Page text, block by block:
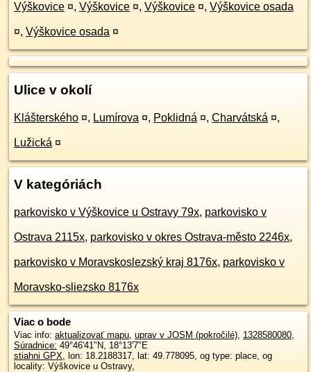
Výškovice ¤, Výškovice ¤, Výškovice ¤, Výškovice osada
¤, Výškovice osada ¤
Ulice v okolí
Klášterského ¤, Lumírova ¤, Poklidná ¤, Charvátská ¤,
Lužická ¤
V kategóriách
parkovisko v Výškovice u Ostravy 79x, parkovisko v
Ostrava 2115x, parkovisko v okres Ostrava-město 2246x,
parkovisko v Moravskoslezský kraj 8176x, parkovisko v
Moravsko-sliezsko 8176x
Viac o bode
Viac info: aktualizovať mapu, uprav v JOSM (pokročilé), 1328580080,
Súradnice: 49°46'41"N, 18°13'7"E
stiahni GPX, lon: 18.2188317, lat: 49.778095, og type: place, og
locality: Výškovice u Ostravy,